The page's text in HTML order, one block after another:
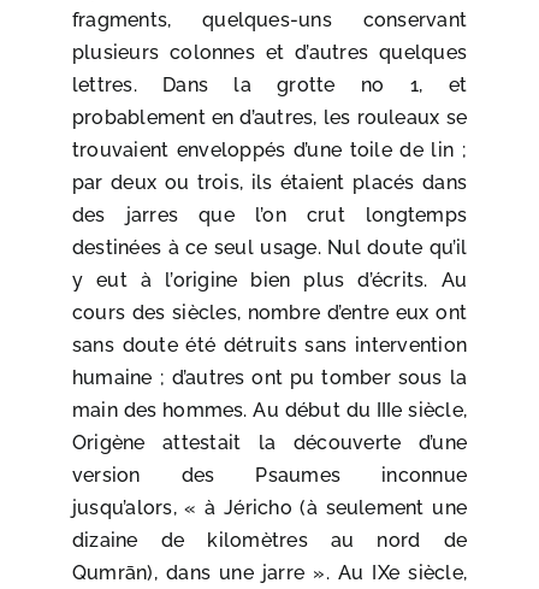
fragments, quelques-uns conservant
plusieurs colonnes et d’autres quelques
lettres. Dans la grotte no 1, et
probablement en d’autres, les rouleaux se
trouvaient enveloppés d’une toile de lin ;
par deux ou trois, ils étaient placés dans
des jarres que l’on crut longtemps
destinées à ce seul usage. Nul doute qu’il
y eut à l’origine bien plus d’écrits. Au
cours des siècles, nombre d’entre eux ont
sans doute été détruits sans intervention
humaine ; d’autres ont pu tomber sous la
main des hommes. Au début du IIIe siècle,
Origène attestait la découverte d’une
version des Psaumes inconnue
jusqu’alors, « àJéricho (à seulement une
dizaine de kilomètres au nord de
Qumrān), dans une jarre ». Au IXe siècle,